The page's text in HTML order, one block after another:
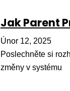
Jak Parent
Únor 12, 2025
Poslechněte si
změny v systému